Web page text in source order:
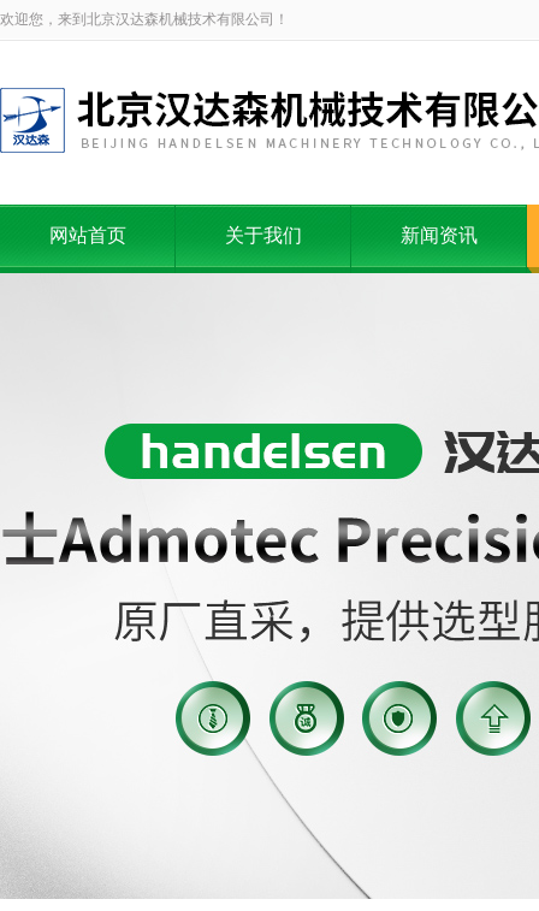
欢迎您，来到北京汉达森机械技术有限公司！
网站首页 关于我们 新闻资讯